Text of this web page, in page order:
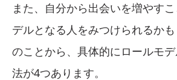
また、自分から出会いを増やす
デルとなる人をみつけられるか
のことから、具体的にロールモ
法が4つあります。